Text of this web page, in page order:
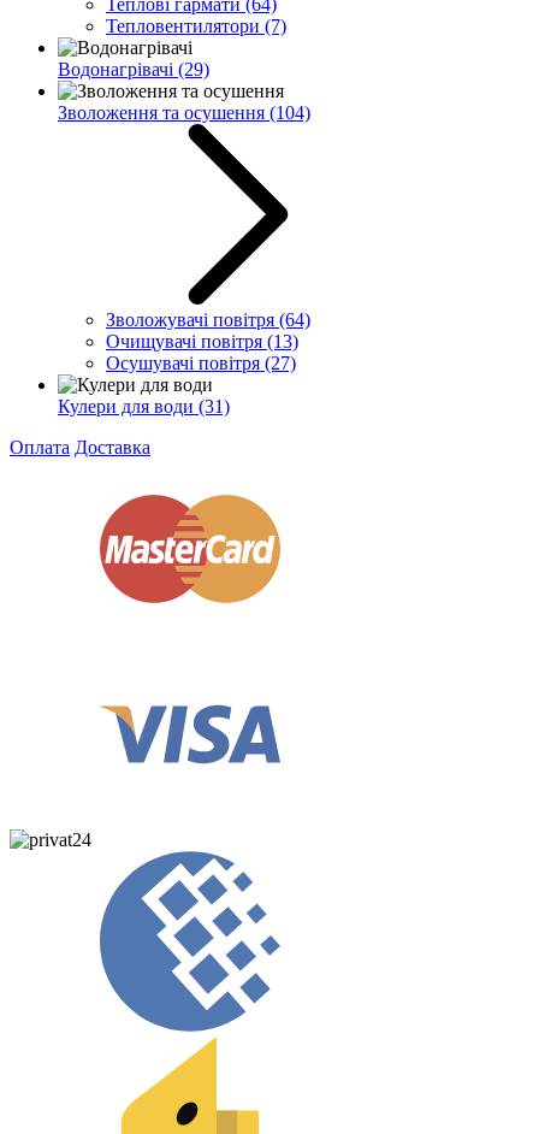
Тепловентилятори (7)
Водонагрівачі (29)
Зволоження та осушення (104)
Зволожувачі повітря (64)
Очищувачі повітря (13)
Осушувачі повітря (27)
Кулери для води (31)
Оплата Доставка